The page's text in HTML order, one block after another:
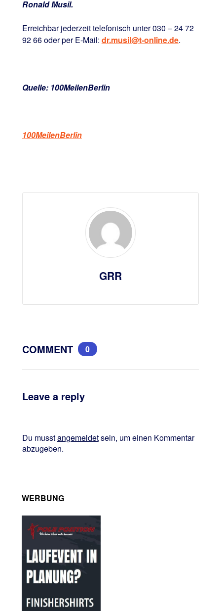
Ronald Musil.
Erreichbar jederzeit telefonisch unter 030 – 24 72
92 66 oder per E-Mail: dr.musil@t-online.de.
Quelle: 100MeilenBerlin
100MeilenBerlin
GRR
COMMENT 0
Leave a reply
Du musstangemeldetsein, um einen Kommentar
abzugeben.
WERBUNG